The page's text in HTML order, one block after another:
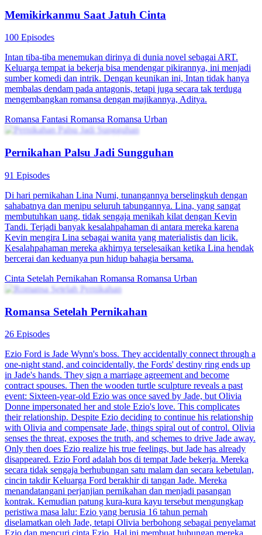
Memikirkanmu Saat Jatuh Cinta
100 Episodes
Intan tiba-tiba menemukan dirinya di dunia novel sebagai ART.
Keluarga tempat ia bekerja bisa mendengar pikirannya, ini menjadi
sumber komedi dan intrik. Dengan keunikan ini, Intan tidak hanya
membalas dendam pada antagonis, tetapi juga secara tak terduga
mengembangkan romansa dengan majikannya, Aditya.
Romansa Fantasi Romansa Romansa Urban
Pernikahan Palsu Jadi Sungguhan
91 Episodes
Di hari pernikahan Lina Numi, tunangannya berselingkuh dengan
sahabatnya dan menipu seluruh tabungannya. Lina, yang sangat
membutuhkan uang, tidak sengaja menikah kilat dengan Kevin
Tandi. Terjadi banyak kesalahpahaman di antara mereka karena
Kevin mengira Lina sebagai wanita yang materialistis dan licik.
Kesalahpahaman mereka akhirnya terselesaikan ketika Lina hendak
bercerai dan keduanya pun hidup bahagia bersama.
Cinta Setelah Pernikahan Romansa Romansa Urban
Romansa Setelah Pernikahan
26 Episodes
Ezio Ford is Jade Wynn's boss. They accidentally connect through a
one-night stand, and coincidentally, the Fords' destiny ring ends up
in Jade's hands. They sign a marriage agreement and become
contract spouses. Then the wooden turtle sculpture reveals a past
event: Sixteen-year-old Ezio was once saved by Jade, but Olivia
Donne impersonated her and stole Ezio's love. This complicates
their relationship. Despite Ezio deciding to continue his relationship
with Olivia and compensate Jade, things spiral out of control. Olivia
senses the threat, exposes the truth, and schemes to drive Jade away.
Only then does Ezio realize his true feelings, but Jade has already
disappeared. Ezio Ford adalah bos di tempat Jade bekerja. Mereka
secara tidak sengaja berhubungan satu malam dan secara kebetulan,
cincin takdir Keluarga Ford berakhir di tangan Jade. Mereka
menandatangani perjanjian pernikahan dan menjadi pasangan
kontrak. Kemudian patung kura-kura kayu tersebut mengungkap
peristiwa masa lalu: Ezio yang berusia 16 tahun pernah
diselamatkan oleh Jade, tetapi Olivia berbohong sebagai penyelamat